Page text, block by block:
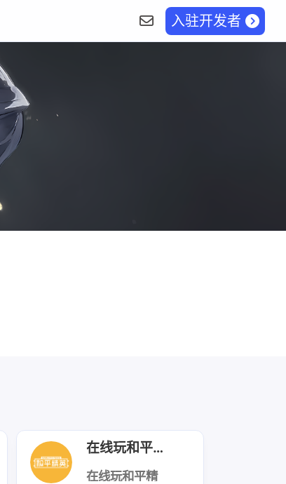
入驻开发者
在线玩和平精英
在线玩和平精